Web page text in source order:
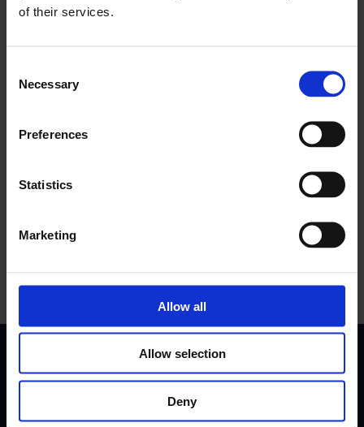
of their services.
Selection
Necessary
Preferences
Statistics
Marketing
Allow all
Allow selection
Deny
Service Smart
Vet när du ska agera. Automatisera uppgifter som
utlöses av diagnostik och missa aldrig ett
Ditt teams månatliga fördel
Gör som 10 000+ FSM-ledare. Prenumerera på vårt